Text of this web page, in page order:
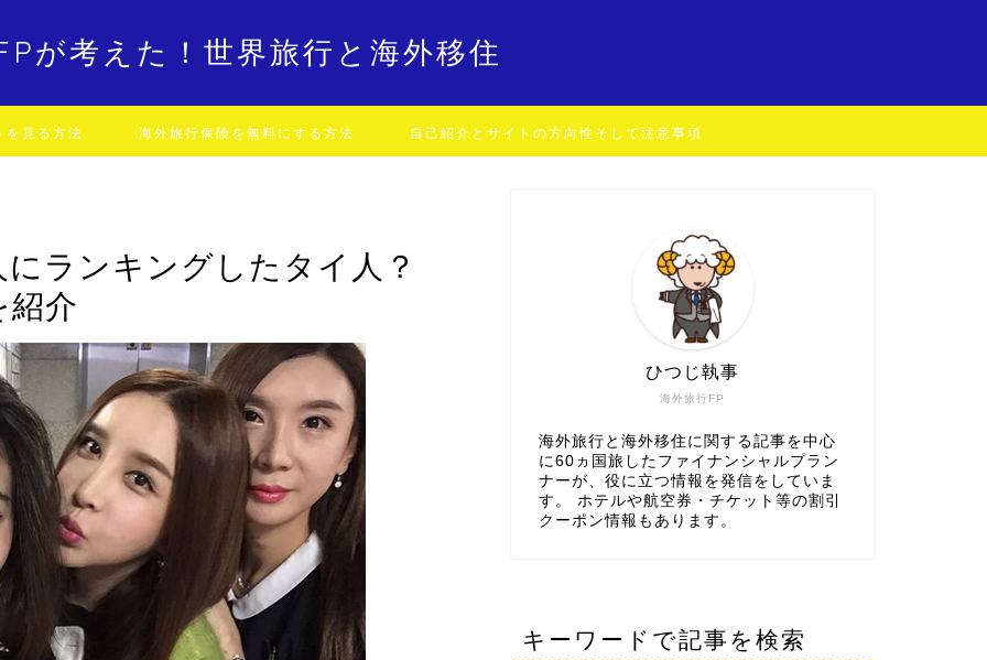
が考えた！世界旅行と海外移住
を見る方法 海外旅行保険を無料にする方法 自己紹介とサイトの方向性そして注意事項
ランキングしたタイ人？
紹介
海外旅行FP
ひつじ執事
海外旅行と海外移住に関する記事を中心
に60ヵ国旅したファイナンシャルプラン
ナーが、役に立つ情報を発信をしていま
す。 ホテルや航空券・チケット等の割引
クーポン情報もあります。
キーワードで記事を検索